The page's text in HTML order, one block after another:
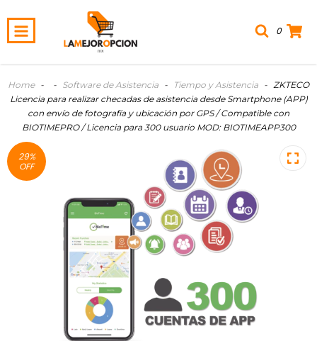
0
Home - - Software de Asistencia - Tiempo y Asistencia - ZKTECO
Licencia para realizar checadas de asistencia desde Smartphone (APP)
con envío de fotografía y ubicación por GPS / Compatible con
BIOTIMEPRO / Licencia para 300 usuario MOD: BIOTIMEAPP300
29%
OFF